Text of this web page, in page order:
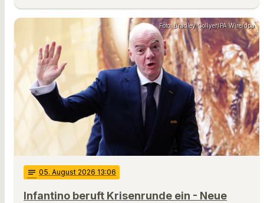
Foto: Bradley Collyer/PA Wire/dpa
notes 05. August 2026 13:06
Infantino beruft Krisenrunde ein - Neue